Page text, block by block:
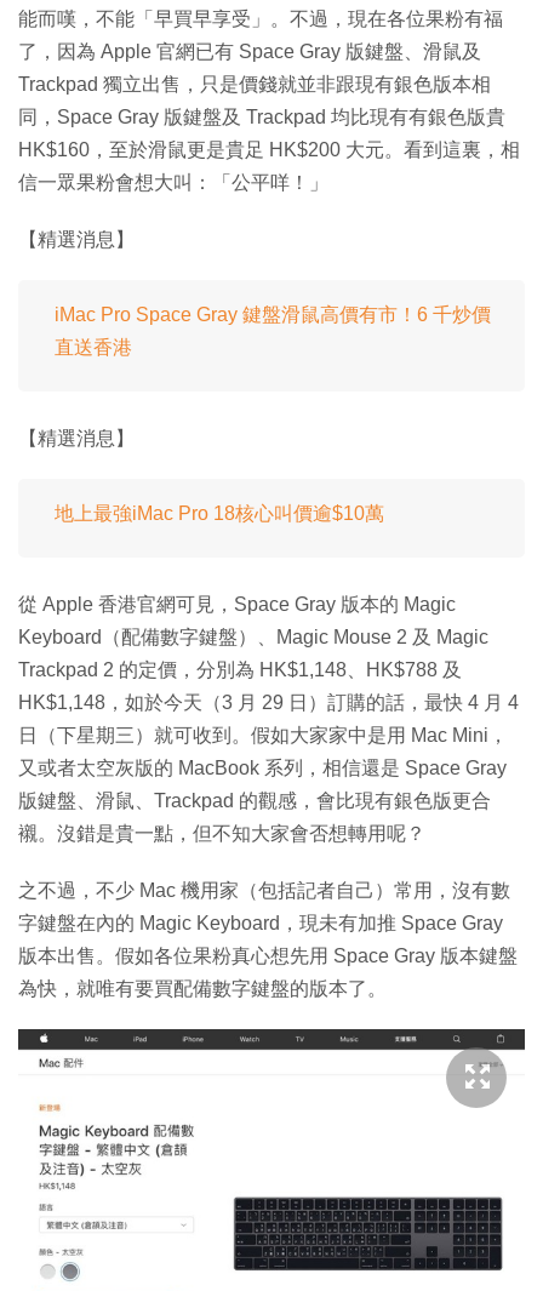
能而嘆，不能「早買早享受」。不過，現在各位果粉有福
了，因為 Apple 官網已有 Space Gray 版鍵盤、滑鼠及
Trackpad 獨立出售，只是價錢就並非跟現有銀色版本相
同，Space Gray 版鍵盤及 Trackpad 均比現有有銀色版貴
HK$160，至於滑鼠更是貴足 HK$200 大元。看到這裏，相
信一眾果粉會想大叫：「公平咩！」
【精選消息】
iMac Pro Space Gray 鍵盤滑鼠高價有市！6 千炒價
直送香港
【精選消息】
地上最強iMac Pro 18核心叫價逾$10萬
從 Apple 香港官網可見，Space Gray 版本的 Magic
Keyboard（配備數字鍵盤）、Magic Mouse 2 及 Magic
Trackpad 2 的定價，分別為 HK$1,148、HK$788 及
HK$1,148，如於今天（3 月 29 日）訂購的話，最快 4 月 4
日（下星期三）就可收到。假如大家家中是用 Mac Mini，
又或者太空灰版的 MacBook 系列，相信還是 Space Gray
版鍵盤、滑鼠、Trackpad 的觀感，會比現有銀色版更合
襯。沒錯是貴一點，但不知大家會否想轉用呢？
之不過，不少 Mac 機用家（包括記者自己）常用，沒有數
字鍵盤在內的 Magic Keyboard，現未有加推 Space Gray
版本出售。假如各位果粉真心想先用 Space Gray 版本鍵盤
為快，就唯有要買配備數字鍵盤的版本了。